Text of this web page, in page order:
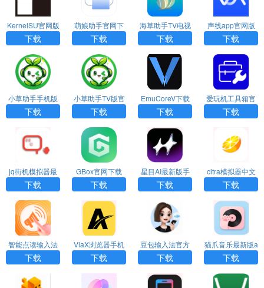
KernelSU官网版
下载
下载
萌娘助手官网下
载安装最新版
下载
海草助手TV电视
版下载
下载
声线app官网版
下载
下载
小草助手手机版
官网下载
下载
小草助手TV版官
方下载
下载
EmuCoreV下载
下载
爱玩机工具箱官
网下载
下载
jq街机模拟器最
新版下载
下载
GBox官网下载
下载
星目AI最新版手
机应用下载
下载
citra模拟器中文
版app下载
下载
智能点读输入法
手机版下载
下载
ViaX浏览器手机
版下载
下载
豆包输入法官方
免费版下载
下载
猫爪音乐最新版a
pp下载
下载